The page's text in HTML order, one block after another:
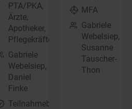
PTA/PKA,
Ärzte,
Apotheker,
Pflegekräfte
Gabriele
Webelsiep,
Daniel
Finke
Teilnahmebescheinigung
MFA
Gabriele
Webelsiep,
Susanne
Tauscher-
Thon